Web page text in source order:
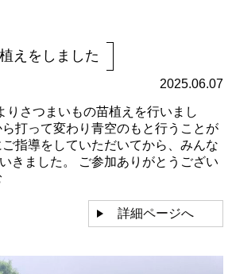
えをしました
2025.06.07
りさつまいもの苗植えを行いまし
打って変わり青空のもと行うことが
指導をしていただいてから、みんな
きました。 ご参加ありがとうござい
詳細ページへ